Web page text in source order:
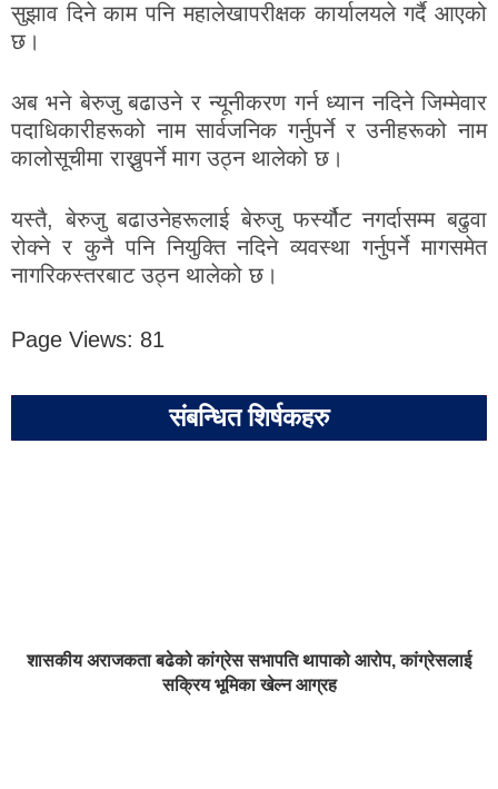
सुझाव दिने काम पनि महालेखापरीक्षक कार्यालयले गर्दै आएको
छ।
अब भने बेरुजु बढाउने र न्यूनीकरण गर्न ध्यान नदिने जिम्मेवार
पदाधिकारीहरूको नाम सार्वजनिक गर्नुपर्ने र उनीहरूको नाम
कालोसूचीमा राख्नुपर्ने माग उठ्न थालेको छ।
यस्तै, बेरुजु बढाउनेहरूलाई बेरुजु फर्स्यौट नगर्दासम्म बढुवा
रोक्ने र कुनै पनि नियुक्ति नदिने व्यवस्था गर्नुपर्ने मागसमेत
नागरिकस्तरबाट उठ्न थालेको छ।
Page Views: 81
संबन्धित शिर्षकहरु
शासकीय अराजकता बढेको कांग्रेस सभापति थापाको आरोप, कांग्रेसलाई
सक्रिय भूमिका खेल्न आग्रह